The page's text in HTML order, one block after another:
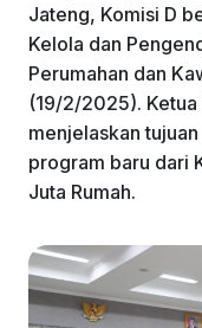
Jateng, Komisi D
Kelola dan
Perumahan dan
(19/2/2025). Ketua
menjelaskan
program baru dari
Juta Rumah.